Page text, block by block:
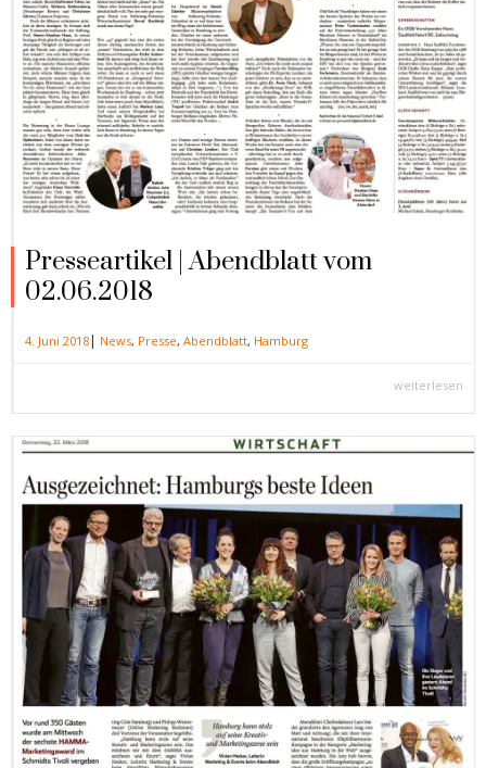
Presseartikel | Abendblatt vom
02.06.2018
4. Juni 2018| News, Presse, Abendblatt, Hamburg
weiterlesen